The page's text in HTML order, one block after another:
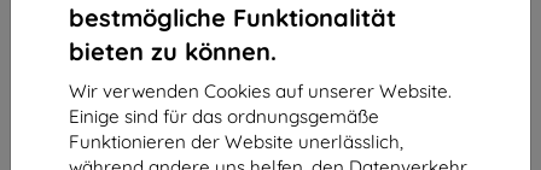
bestmögliche Funktionalität
bieten zu können.
Wir verwenden Cookies auf unserer Website.
Einige sind für das ordnungsgemäße
Funktionieren der Website unerlässlich,
ausverkauft